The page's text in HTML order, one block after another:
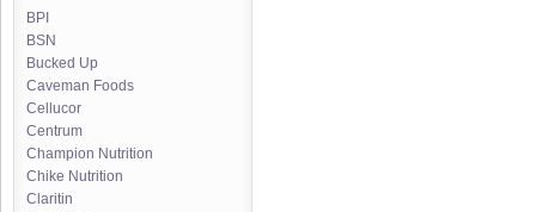
BPI
BSN
Bucked Up
Caveman Foods
Cellucor
Centrum
Champion Nutrition
Chike Nutrition
Claritin